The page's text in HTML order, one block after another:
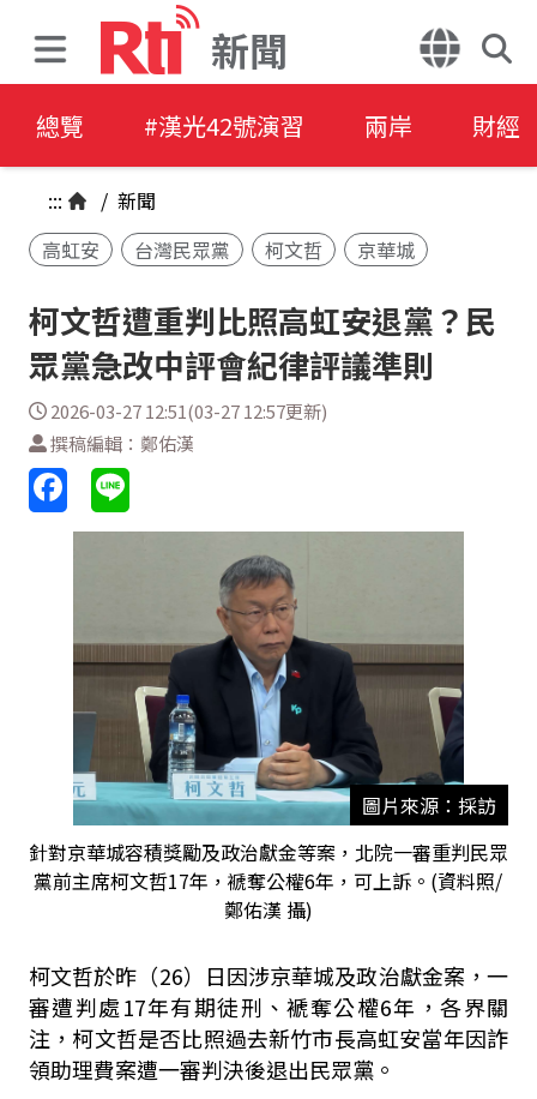
新聞
總覽 #漢光42號演習 兩岸 財經
::: / 新聞
高虹安
台灣民眾黨 柯文哲 京華城
柯文哲遭重判比照高虹安退黨？民
眾黨急改中評會紀律評議準則
2026-03-27 12:51(03-27 12:57更新)
撰稿編輯：鄭佑漢
圖片來源：採訪
針對京華城容積獎勵及政治獻金等案，北院一審重判民眾
黨前主席柯文哲17年，褫奪公權6年，可上訴。(資料照/
鄭佑漢 攝)
柯文哲於昨（26）日因涉京華城及政治獻金案，一
審遭判處17年有期徒刑、褫奪公權6年，各界關
注，柯文哲是否比照過去新竹市長高虹安當年因詐
領助理費案遭一審判決後退出民眾黨。